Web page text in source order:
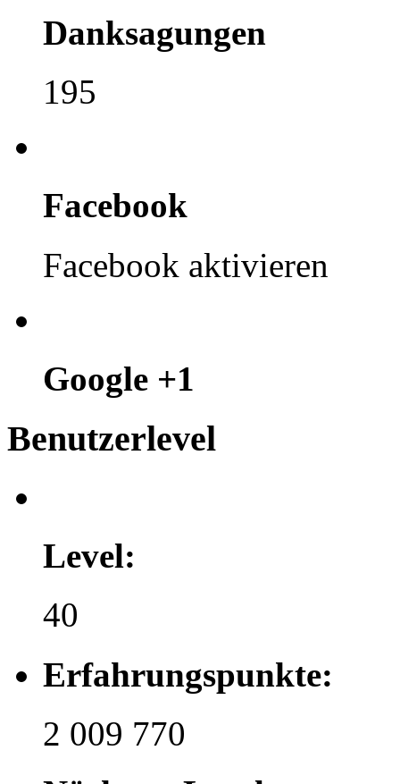
Danksagungen
195
Facebook
Facebook aktivieren
Google +1
Benutzerlevel
Level:
40
Erfahrungspunkte:
2 009 770